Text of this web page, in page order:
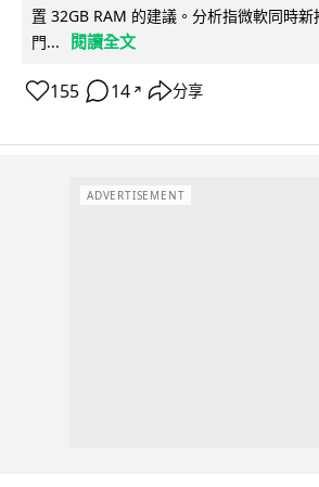
置 32GB RAM 的建議。分析指微軟同時新
門...
閱讀全文
155 14 ↗ 分享
ADVERTISEMENT